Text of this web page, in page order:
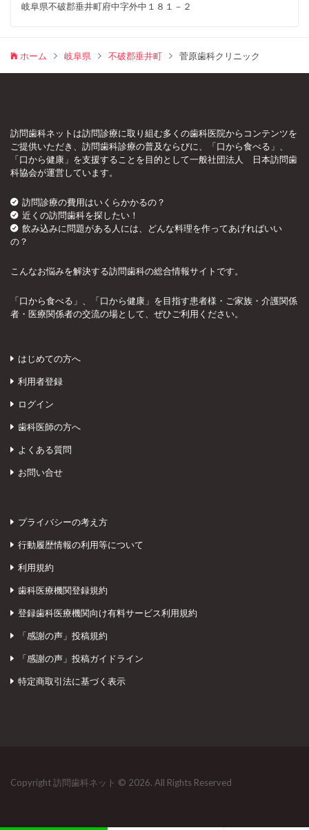
岐阜県不破郡垂井町府中字外中１８１－２
ホーム 岐阜県 不破郡垂井町 菅原歯科クリニック
訪問歯科ネットは訪問診療に取り組む多くの歯科医院からコンテンツを
ご提供いただき、訪問歯科診療の普及ならびに、「口から食べる」、
「口から健康」を支援することを目的として一般社団法人 日本訪問歯
科協会が運営しています。
訪問診療の費用はいくらかかるの？
近くの訪問歯科を探したい！
飲み込みに問題がある人には、どんな料理を作ってあげればいい
の？
こんなお悩みを解決する訪問歯科の総合情報サイトです。
「口から食べる」、「口から健康」を目指す患者様・ご家族・介護関係
者・医療関係者の交流の場として、ぜひご利用ください。
はじめての方へ
利用者登録
ログイン
歯科医師の方へ
よくある質問
お問い合せ
プライバシーの考え方
行動履歴情報の利用等について
利用規約
歯科医療機関登録規約
登録歯科医療機関向け有料サービス利用規約
「感謝の声」投稿規約
「感謝の声」投稿ガイドライン
特定商取引法に基づく表示
Copyright 訪問歯科ネット © 2026. All Rights Reserved